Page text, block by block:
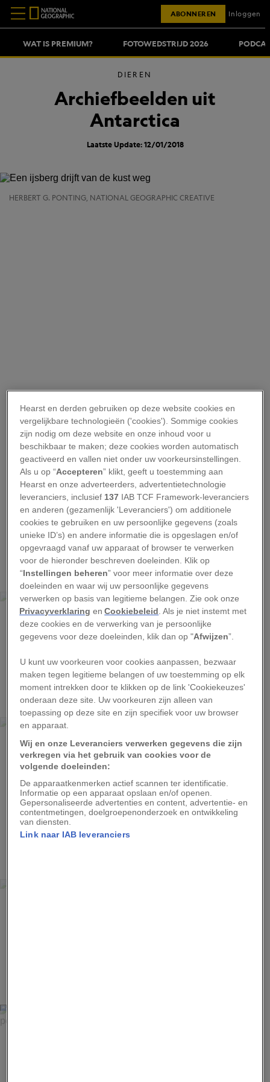
WAT IS PREMIUM? FOTOWEDSTRIJD 2026
ABONNEREN Inloggen
DIEREN
Archiefbeelden uit
Antarctica
Laatste Update: 12/01/2018
HERBERT G. PONTING, NATIONAL GEOGRAPHIC CREATIVE
1
HERBERT G. PONTING, NATIONAL GEOGRAPHIC CREATIVE
Foto van een grote ijsberg in de verte.
2
HERBERT G. PONTING, NATIONAL GEOGRAPHIC CREATIVE
Het schip Terra Nova ligt vast in het ijs.
Advertentie - Lees hieronder verder
HERBERT G. PONTING, NATIONAL GEOGRAPHIC CREATIVE
Hearst en derden gebruiken op deze website cookies en
vergelijkbare technologieën ('cookies'). Sommige cookies
zijn nodig om deze website en onze inhoud voor u
beschikbaar te maken; deze cookies worden automatisch
geactiveerd en vallen niet onder uw voorkeursinstellingen.
Als u op “Accepteren” klikt, geeft u toestemming aan
Hearst en onze adverteerders, advertentietechnologie
leveranciers, inclusief 137 IAB TCF Framework-leveranciers
en anderen (gezamenlijk 'Leveranciers') om additionele
cookies te gebruiken en uw persoonlijke gegevens (zoals
unieke ID’s) en andere informatie die is opgeslagen en/of
opgevraagd vanaf uw apparaat of browser te verwerken
voor de hieronder beschreven doeleinden. Klik op
“Instellingen beheren” voor meer informatie over deze
doeleinden en waar wij uw persoonlijke gegevens
verwerken op basis van legitieme belangen. Zie ook onze
Privacyverklaring enCookiebeleid . Als je niet instemt met
deze cookies en de verwerking van je persoonlijke
gegevens voor deze doeleinden, klik dan op "Afwijzen”.
U kunt uw voorkeuren voor cookies aanpassen, bezwaar
maken tegen legitieme belangen of uw toestemming op elk
moment intrekken door te klikken op de link 'Cookiekeuzes'
onderaan deze site. Uw voorkeuren zijn alleen van
toepassing op deze site en zijn specifiek voor uw browser
en apparaat.
Wij en onze Leveranciers verwerken gegevens die zijn
verkregen via het gebruik van cookies voor de
volgende doeleinden:
De apparaatkenmerken actief scannen ter identificatie.
Informatie op een apparaat opslaan en/of openen.
Gepersonaliseerde advertenties en content, advertentie- en
contentmetingen, doelgroepenonderzoek en ontwikkeling
van diensten.
Link naar IAB leveranciers